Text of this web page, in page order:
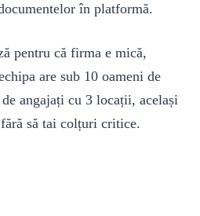
în platformă.
pentru că firma e mică,
are sub 10 oameni de
angajați cu 3 locații, același
să tai colțuri critice.